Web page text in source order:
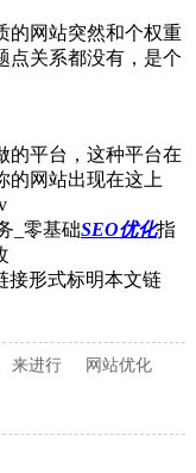
网站突然和个权重
点关系都没有，是个
平台，这种平台在
的网站出现在这上
_零基础SEO优化指
接形式标明本文链
来进行 网站优化